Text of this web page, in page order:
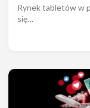
Rynek tabletów w
się…